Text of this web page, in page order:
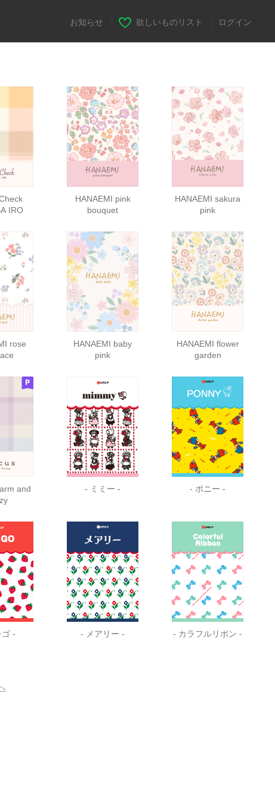
お知らせ 欲しいものリスト ログイン
IRO
HANAEMI pink
bouquet
HANAEMI sakura
pink
rose
HANAEMI baby
pink
HANAEMI flower
garden
and
- ミミー - - ポニー -
- - メアリー - - カラフルリボン -